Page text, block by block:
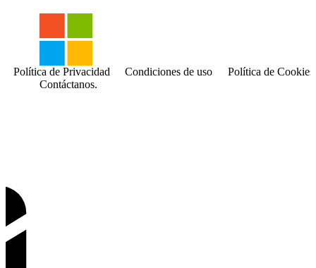
Contáctanos.
Política de Privacidad Condiciones de uso Política de Cookies